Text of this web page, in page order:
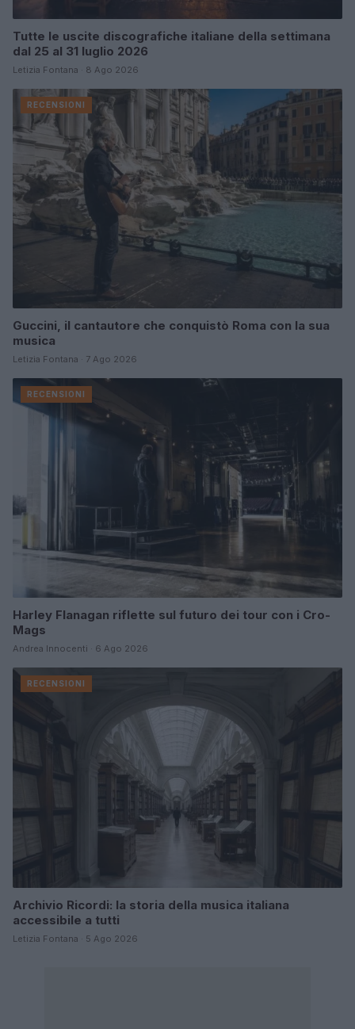
Tutte le uscite discografiche italiane della settimana
dal 25 al 31 luglio 2026
Letizia Fontana · 8 Ago 2026
RECENSIONI
Guccini, il cantautore che conquistò Roma con la sua
musica
Letizia Fontana · 7 Ago 2026
RECENSIONI
Harley Flanagan riflette sul futuro dei tour con i Cro-
Mags
Andrea Innocenti · 6 Ago 2026
RECENSIONI
Archivio Ricordi: la storia della musica italiana
accessibile a tutti
Letizia Fontana · 5 Ago 2026